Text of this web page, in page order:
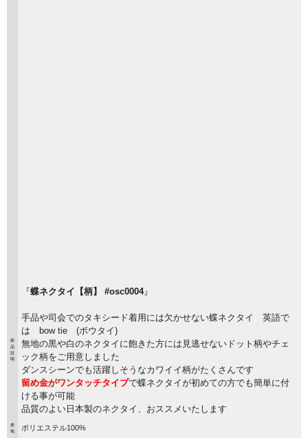
商
品
説
明
『蝶ネクタイ【柄】 #osc0004』
手品や司会でのタキシード着用には欠かせない蝶ネクタイ 英語で
は bow tie (ボウタイ)
無地の黒や白のネクタイに飽きた方には見逃せないドット柄やチェ
ック柄をご用意しました
ダンスシーンでも活躍しそうなカワイイ柄がたくさんです
留め金がワンタッチタイプで蝶ネクタイが初めての方でも簡単に付
ける事が可能
品質のよい日本製のネクタイ、おススメいたします
表
地
ポリエステル100%